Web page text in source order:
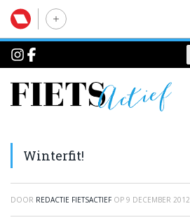
Winterfit!
DOOR REDACTIE FIETSACTIEF OP 9 DECEMBER 2012